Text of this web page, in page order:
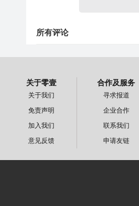
所有评论
关于零壹
关于我们
免责声明
加入我们
意见反馈
合作及服务
寻求报道
企业合作
联系我们
申请友链